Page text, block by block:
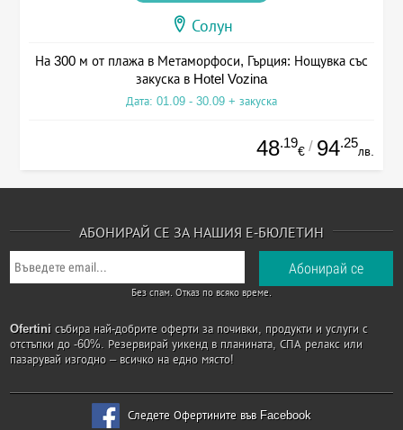
Солун
На 300 м от плажа в Метаморфоси, Гърция: Нощувка със
закуска в Hotel Vozina
Дата: 01.09 - 30.09 + закуска
48.19
€ / 94.25
лв.
АБОНИРАЙ СЕ ЗА НАШИЯ Е-БЮЛЕТИН
Без спам. Отказ по всяко време.
Ofertini събира най-добрите оферти за почивки, продукти и услуги с
отстъпки до -60%. Резервирай уикенд в планината, СПА релакс или
пазарувай изгодно – всичко на едно място!
Следете Офертините във Facebook